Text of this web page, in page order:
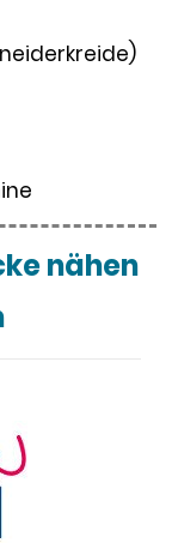
nähen